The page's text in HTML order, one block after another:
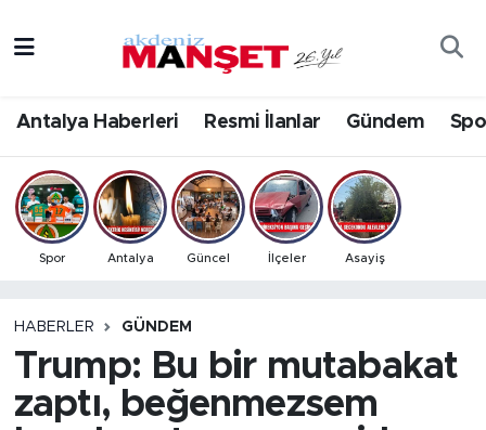
Antalya Haberleri Resmi İlanlar Gündem
Spor Antalya Güncel İlçeler Asayiş
HABERLER GÜNDEM
Trump: Bu bir mutabakat
zaptı, beğenmezsem
Bilim & Teknoloji
Eğitim
Ekonomi
Gündem
İlçeler
Antalya Hava Durumu
Antalya Namaz Vakitleri
Antalya Trafik Yoğunluk Haritası
Tüm Manşetler
Son Dakika Haberleri